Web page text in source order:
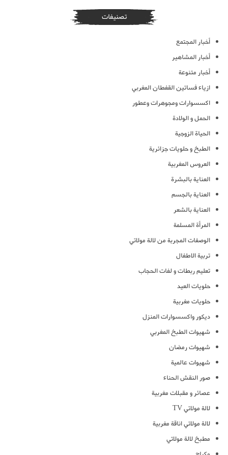
تصنيفات
أخبار المجتمع
أخبار المشاهير
أخبار متنوعة
ازياء فساتين القفطان المغربي
اكسسوارات ومجوهرات وعطور
الحمل و الولادة
الحياة الزوجية
الطبخ و حلويات جزائرية
العروس المغربية
العناية بالبشرة
العناية بالجسم
العناية بالشعر
المرأة المسلمة
الوصفات المجربة من لالة مولاتي
تربية الاطفال
تعليم ربطات و لفات الحجاب
حلويات العيد
حلويات مغربية
ديكور واكسسوارات المنزل
شهيوات الطبخ المغربي
شهيوات رمضان
شهيوات عالمية
صور النقش الحناء
عصائر و مقبلات مغربية
لالة مولاتي TV
لالة مولاتي اناقة مغربية
مطبخ لالة مولاتي